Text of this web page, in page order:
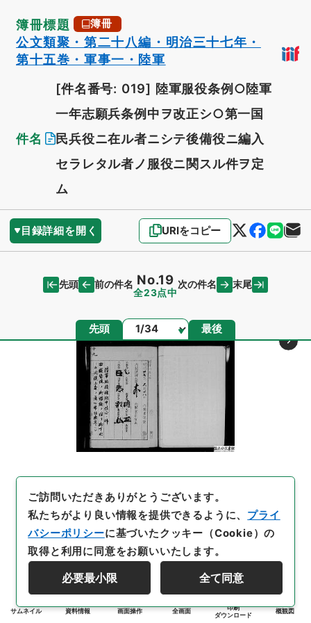
簿冊標題 簿冊
公文類聚・第二十八編・明治三十七年・
第十五巻・軍事一・陸軍
件名
[件名番号: 019] 陸軍服役条例○陸軍
一年志願兵条例中ヲ改正シ○第一国
民兵役ニ在ル者ニシテ後備役ニ編入
セラレタル者ノ服役ニ関スル件ヲ定
ム
目録詳細を開く URIをコピー
先頭 前の件名 No.19
全23点中
次の件名 末尾
先頭 ページ 最後
サムネイル 資料情報 画面操作 全画面
印刷
ダウンロード
概観図
ご訪問いただきありがとうございます。
私たちがより良い情報を提供できるように、 プライ
バシーポリシーに基づいたクッキー（Cookie）の
取得と利用に同意をお願いいたします。
必要最小限 全て同意